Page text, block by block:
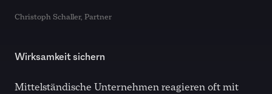
Christoph Schaller, Partner
Wirksamkeit sichern
Mittelständische Unternehmen reagieren oft mit